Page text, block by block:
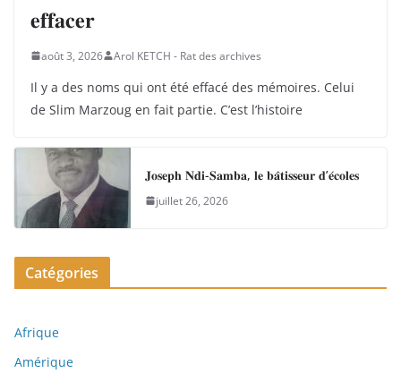
𝐞𝐟𝐟𝐚𝐜𝐞𝐫
août 3, 2026 Arol KETCH - Rat des archives
Il y a des noms qui ont été effacé des mémoires. Celui
de Slim Marzoug en fait partie. C’est l’histoire
𝐉𝐨𝐬𝐞𝐩𝐡 𝐍𝐝𝐢-𝐒𝐚𝐦𝐛𝐚, 𝐥𝐞 𝐛𝐚̂𝐭𝐢𝐬𝐬𝐞𝐮𝐫 𝐝’𝐞́𝐜𝐨𝐥𝐞𝐬
juillet 26, 2026
Catégories
Afrique
Amérique